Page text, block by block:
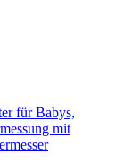
für Babys,
mit